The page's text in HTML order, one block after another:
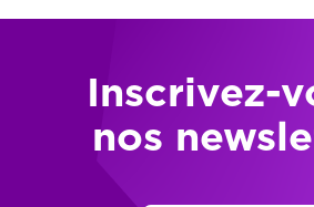
Inscrivez-
nos